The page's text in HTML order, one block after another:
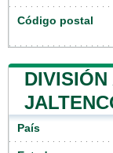
Código postal
DIVISIÓN
País